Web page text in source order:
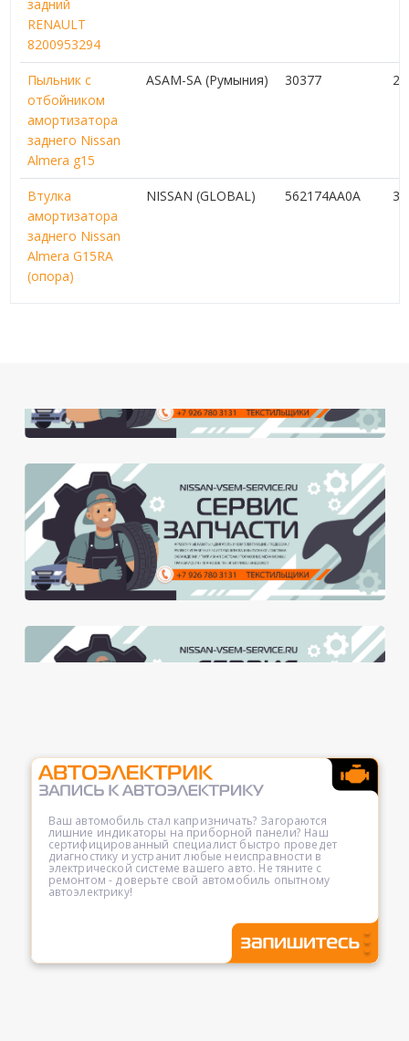
задний
RENAULT
8200953294
Пыльник с
отбойником
амортизатора
заднего Nissan
Almera g15
ASAM-SA (Румыния) 30377 2
Втулка
амортизатора
заднего Nissan
Almera G15RA
(опора)
NISSAN (GLOBAL) 562174AA0A 3
Ваш автомобиль стал капризничать? Загораются
лишние индикаторы на приборной панели? Наш
сертифицированный специалист быстро проведет
диагностику и устранит любые неисправности в
электрической системе вашего авто. Не тяните с
ремонтом - доверьте свой автомобиль опытному
автоэлектрику!